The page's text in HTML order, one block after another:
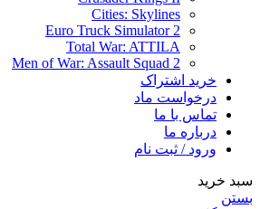
Cities: Skylines
Euro Truck Simulator 2
Total War: ATTILA
Men of War: Assault Squad 2
خرید اشتراک
درخواست ماد
تماس با ما
درباره ما
ورود / ثبت نام
سبد خرید
بستن